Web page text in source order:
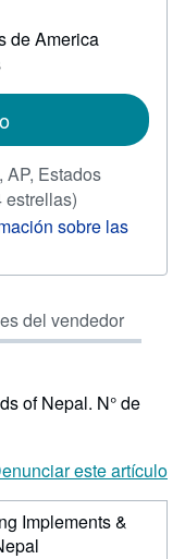
de America
AP, Estados
estrellas)
del
4
5
estrellas
del vendedor
of Nepal. N° de
este artículo
Implements &